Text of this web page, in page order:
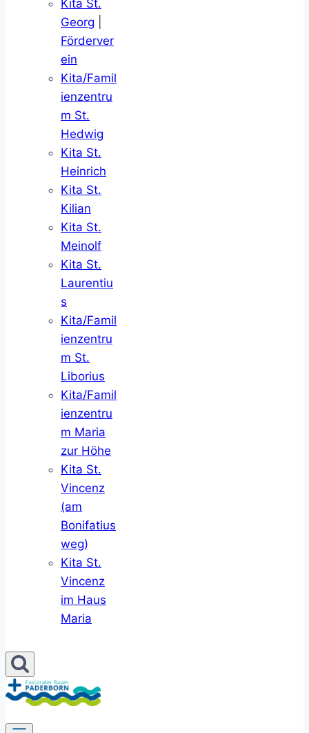
Kita St.
Georg
Förderver
ein
Kita/Famil
ienzentru
m St.
Hedwig
Kita St.
Heinrich
Kita St.
Kilian
Kita St.
Meinolf
Kita St.
Laurentiu
s
Kita/Famil
ienzentru
m St.
Liborius
Kita/Famil
ienzentru
m Maria
zur Höhe
Kita St.
Vincenz
(am
Bonifatius
weg)
Kita St.
Vincenz
im Haus
Maria